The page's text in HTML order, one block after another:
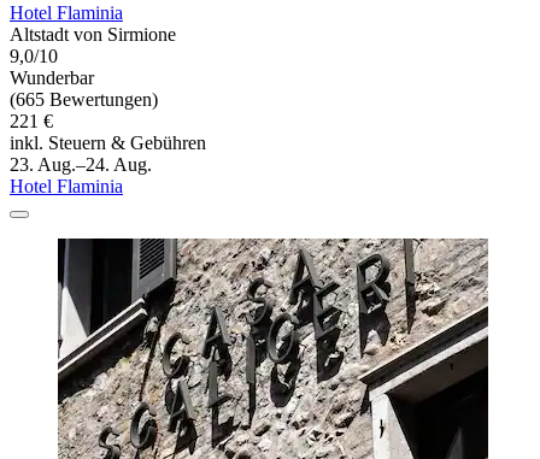
Hotel Flaminia
Altstadt von Sirmione
9,0/10
Wunderbar
(665 Bewertungen)
221 €
inkl. Steuern & Gebühren
23. Aug.–24. Aug.
Hotel Flaminia